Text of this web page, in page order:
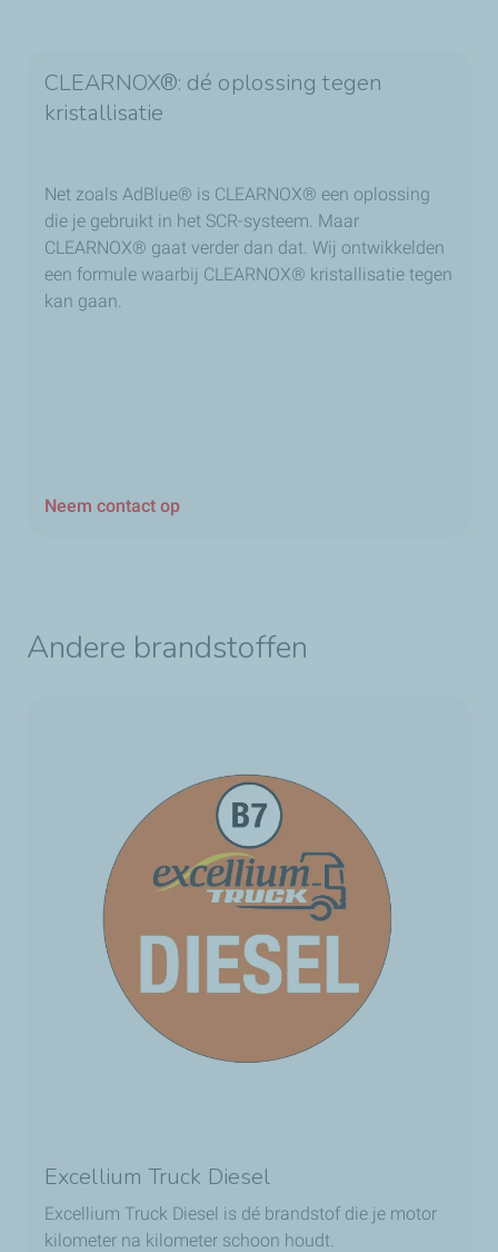
CLEARNOX®: dé oplossing tegen
kristallisatie
Net zoals AdBlue® is CLEARNOX® een oplossing
die je gebruikt in het SCR-systeem. Maar
CLEARNOX® gaat verder dan dat. Wij ontwikkelden
een formule waarbij CLEARNOX® kristallisatie tegen
kan gaan.
Neem contact op
Andere brandstoffen
Excellium Truck Diesel
Excellium Truck Diesel is dé brandstof die je motor
kilometer na kilometer schoon houdt.